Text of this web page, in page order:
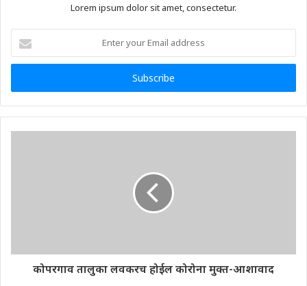
Lorem ipsum dolor sit amet, consectetur.
your
Email
कोपरगाव तालुका लवकरच होईल कोरोना मुक्त-आशावाद